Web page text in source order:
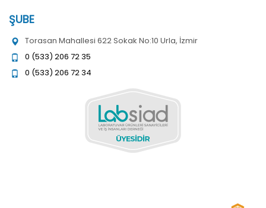
ŞUBE
Torasan Mahallesi 622 Sokak No:10 Urla, İzmir
0 (533) 206 72 35
0 (533) 206 72 34